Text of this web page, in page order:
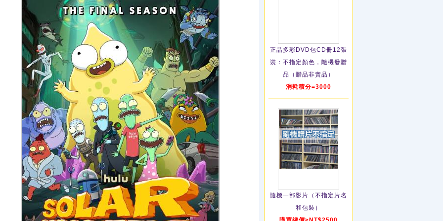
正品多彩DVD包CD冊12張
裝：不指定顏色，隨機發贈
品（贈品非賣品）
消耗積分=3000
隨機一部影片（不指定片名
和包裝）